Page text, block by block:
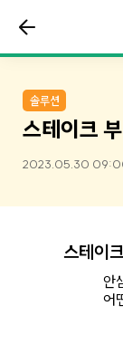
솔루션
스테이크
2023.05.30
스테이
안
어